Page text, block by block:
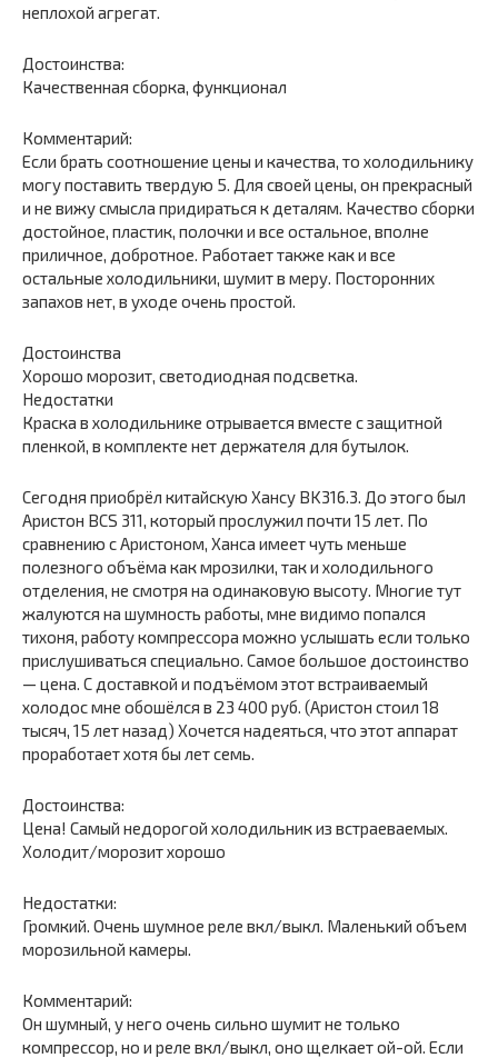
неплохой агрегат.
Достоинства:
Качественная сборка, функционал
Комментарий:
Если брать соотношение цены и качества, то холодильнику
могу поставить твердую 5. Для своей цены, он прекрасный
и не вижу смысла придираться к деталям. Качество сборки
достойное, пластик, полочки и все остальное, вполне
приличное, добротное. Работает также как и все
остальные холодильники, шумит в меру. Посторонних
запахов нет, в уходе очень простой.
Достоинства
Хорошо морозит, светодиодная подсветка.
Недостатки
Краска в холодильнике отрывается вместе с защитной
пленкой, в комплекте нет держателя для бутылок.
Сегодня приобрёл китайскую Хансу BK316.3. До этого был
Аристон BCS 311, который прослужил почти 15 лет. По
сравнению с Аристоном, Ханса имеет чуть меньше
полезного объёма как мрозилки, так и холодильного
отделения, не смотря на одинаковую высоту. Многие тут
жалуются на шумность работы, мне видимо попался
тихоня, работу компрессора можно услышать если только
прислушиваться специально. Самое большое достоинство
— цена. С доставкой и подъёмом этот встраиваемый
холодос мне обошёлся в 23 400 руб. (Аристон стоил 18
тысяч, 15 лет назад) Хочется надеяться, что этот аппарат
проработает хотя бы лет семь.
Достоинства:
Цена! Самый недорогой холодильник из встраеваемых.
Холодит/морозит хорошо
Недостатки:
Громкий. Очень шумное реле вкл/выкл. Маленький объем
морозильной камеры.
Комментарий:
Он шумный, у него очень сильно шумит не только
компрессор, но и реле вкл/выкл, оно щелкает ой-ой. Если